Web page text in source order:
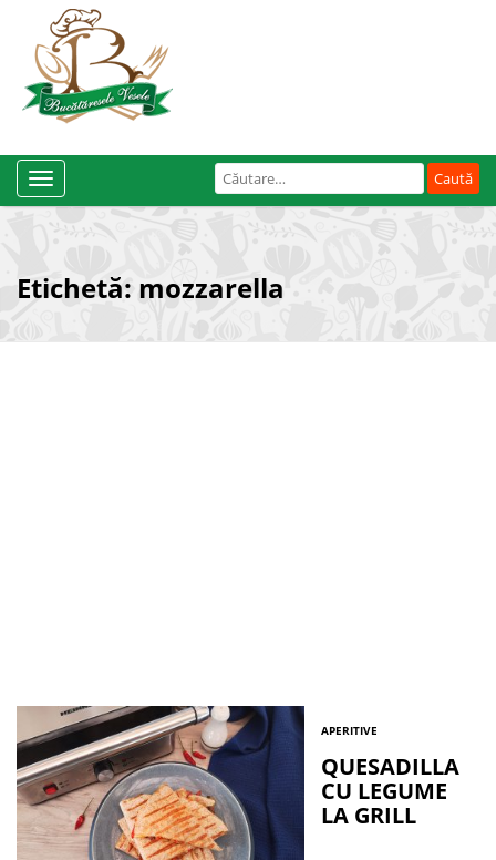
Caută
după:
Toggle
Navigation
Etichetă: mozzarella
APERITIVE
QUESADILLA
CU LEGUME
LA GRILL